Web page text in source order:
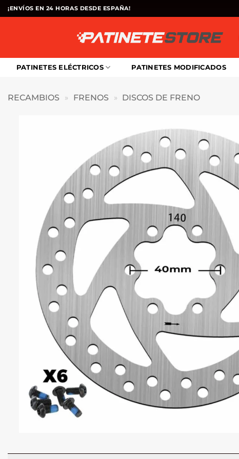
Saltar
al
¡ENVÍOS EN 24 HORAS DESDE ESPAÑA!
PATINETES ELÉCTRICOS PATINETES MODIFICADOS
RECAMBIOS » FRENOS » DISCOS DE FRENO